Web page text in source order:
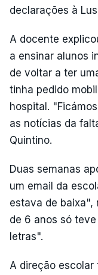
declarações à
A docente
a ensinar alunos
de voltar a ter
tinha pedido
hospital.
as notícias da
Quintino.
Duas semanas
um email da
estava de baixa",
de 6 anos só
letras".
A direção